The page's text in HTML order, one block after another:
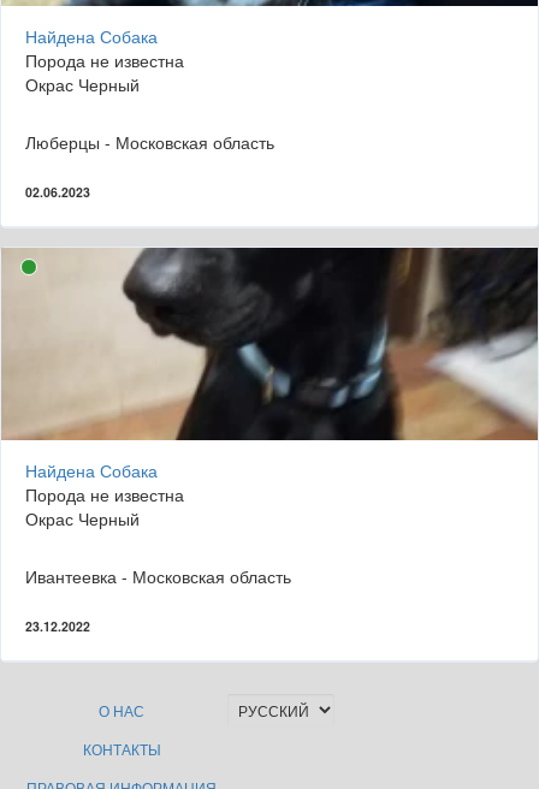
Найдена Собака
Порода не известна
Окрас Черный
Люберцы - Московская область
02.06.2023
Найдена Собака
Порода не известна
Окрас Черный
Ивантеевка - Московская область
23.12.2022
О НАС
КОНТАКТЫ